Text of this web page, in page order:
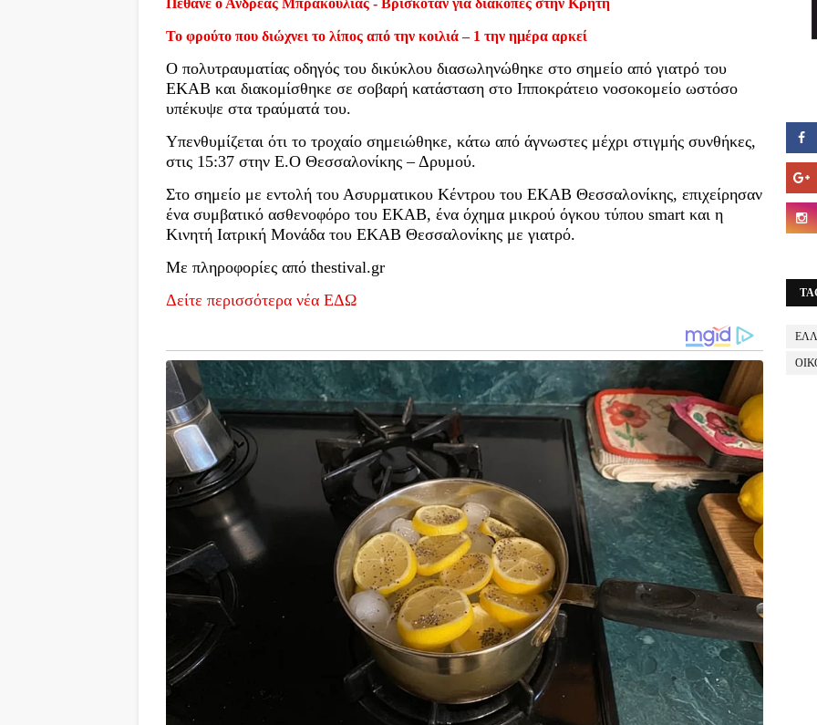
Πέθανε ο Ανδρέας Μπρακούλιας - Βρισκόταν για διακοπές στην Κρήτη
Το φρούτο που διώχνει το λίπος από την κοιλιά – 1 την ημέρα αρκεί
Ο πολυτραυματίας οδηγός του δικύκλου διασωληνώθηκε στο σημείο από γιατρό του
ΕΚΑΒ και διακομίσθηκε σε σοβαρή κατάσταση στο Ιπποκράτειο νοσοκομείο ωστόσο
υπέκυψε στα τραύματά του.
Υπενθυμίζεται ότι το τροχαίο σημειώθηκε, κάτω από άγνωστες μέχρι στιγμής συνθήκες,
στις 15:37 στην Ε.Ο Θεσσαλονίκης – Δρυμού.
Στο σημείο με εντολή του Ασυρματικου Κέντρου του ΕΚΑΒ Θεσσαλονίκης, επιχείρησαν
ένα συμβατικό ασθενοφόρο του ΕΚΑΒ, ένα όχημα μικρού όγκου τύπου smart και η
Κινητή Ιατρική Μονάδα του ΕΚΑΒ Θεσσαλονίκης με γιατρό.
Με πληροφορίες από thestival.gr
Δείτε περισσότερα νέα ΕΔΩ